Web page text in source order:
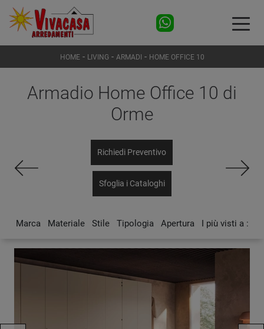
HOME- LIVING - ARMADI - HOME OFFICE 10
Armadio Home Office 10 di
Orme
Richiedi Preventivo
Sfoglia i Cataloghi
Marca Materiale Stile Tipologia Apertura I più visti a :